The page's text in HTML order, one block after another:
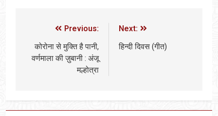
Previous:
कोरोना से मुक्ति है पानी,
वर्णमाला की ज़ुबानी : अंजू
मल्होत्रा
Next:
हिन्दी दिवस (गीत)